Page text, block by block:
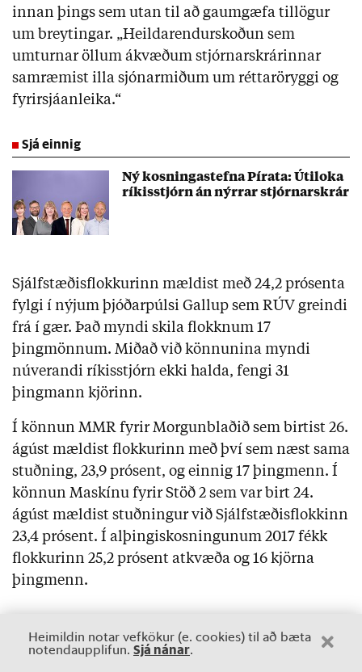
innan þings sem utan til að gaumgæfa tillögur
um breytingar. „Heildarendurskoðun sem
umturnar öllum ákvæðum stjórnarskrárinnar
samræmist illa sjónarmiðum um réttaröryggi og
fyrirsjáanleika.“
Sjá einnig
Ný kosningastefna Pírata: Útiloka
ríkisstjórn án nýrrar stjórnarskrár
Sjálfstæðisflokkurinn mældist með 24,2 prósenta
fylgi í nýjum þjóðarpúlsi Gallup sem RÚV greindi
frá í gær. Það myndi skila flokknum 17
þingmönnum. Miðað við könnunina myndi
núverandi ríkisstjórn ekki halda, fengi 31
þingmann kjörinn.
Í könnun MMR fyrir Morgunblaðið sem birtist 26.
ágúst mældist flokkurinn með því sem næst sama
stuðning, 23,9 prósent, og einnig 17 þingmenn. Í
könnun Maskínu fyrir Stöð 2 sem var birt 24.
ágúst mældist stuðningur við Sjálfstæðisflokkinn
23,4 prósent. Í alþingiskosningunum 2017 fékk
flokkurinn 25,2 prósent atkvæða og 16 kjörna
þingmenn.
Áskrift hefur áhrif
Heimildin notar vefkökur (e. cookies) til að bæta
notendaupplifun. Sjá nánar.